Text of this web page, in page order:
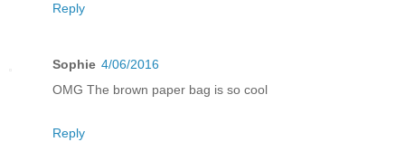
Reply
Sophie 4/06/2016
OMG The brown paper bag is so cool
Reply